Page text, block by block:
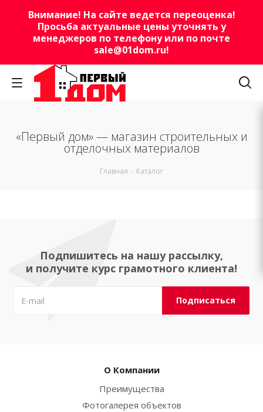
Внимание! На сайте ведется переоценка!
Просьба актуальные цены уточнять у
менеджеров по телефону или по почте
sale@01dom.ru!
«Первый дом» — магазин строительных и
отделочных материалов
Главная - Каталог
Подпишитесь на нашу рассылку,
и получите курс грамотного клиента!
О Компании
Преимущества
Фотогалерея объектов